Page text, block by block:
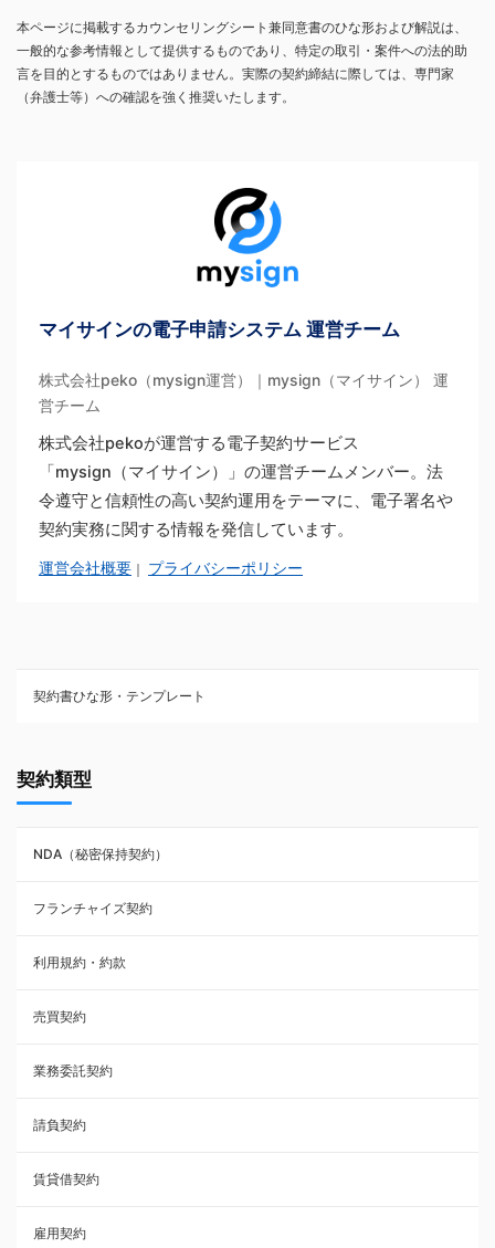
本ページに掲載するカウンセリングシート兼同意書のひな形および解説は、
一般的な参考情報として提供するものであり、特定の取引・案件への法的助
言を目的とするものではありません。実際の契約締結に際しては、専門家
（弁護士等）への確認を強く推奨いたします。
マイサインの電子申請システム 運営チーム
株式会社peko（mysign運営）｜mysign（マイサイン） 運
営チーム
株式会社pekoが運営する電子契約サービス
「mysign（マイサイン）」の運営チームメンバー。法
令遵守と信頼性の高い契約運用をテーマに、電子署名や
契約実務に関する情報を発信しています。
運営会社概要 ｜ プライバシーポリシー
契約書ひな形・テンプレート
NDA（秘密保持契約）
業務委託契約
利用規約・約款
覚書・合意書・同意書
承諾書
雇用契約
その他契約・書面
売買契約
株主総会議事録・関連書類
契約類型
NDA（秘密保持契約）
フランチャイズ契約
利用規約・約款
売買契約
業務委託契約
請負契約
賃貸借契約
雇用契約